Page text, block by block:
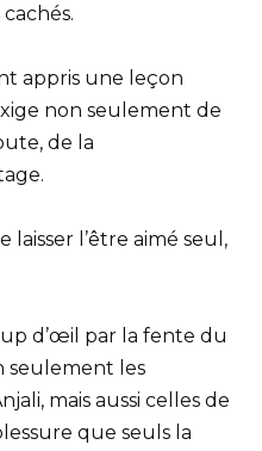
appris une leçon
non seulement de
de la
laisser l’être aimé seul,
d’œil par la fente du
seulement les
mais aussi celles de
que seuls la